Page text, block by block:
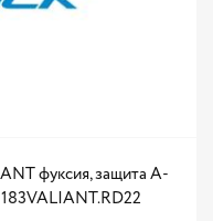
фуксия, защита А-
183VALIANT.RD22